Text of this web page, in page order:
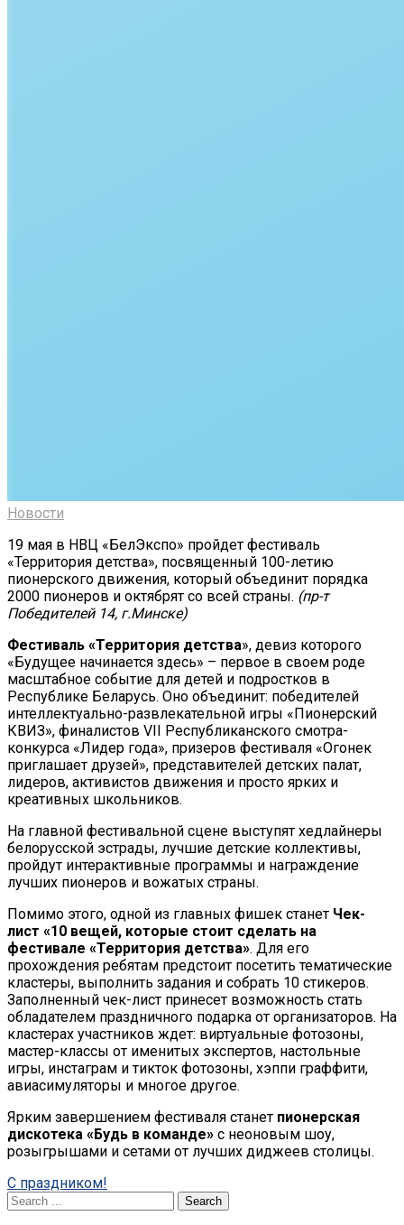
Новости
19 мая в НВЦ «БелЭкспо» пройдет фестиваль
«Территория детства», посвященный 100-летию
пионерского движения, который объединит порядка
2000 пионеров и октябрят со всей страны. (пр-т
Победителей 14, г.Минске)
Фестиваль «Территория детства», девиз которого
«Будущее начинается здесь» – первое в своем роде
масштабное событие для детей и подростков в
Республике Беларусь. Оно объединит: победителей
интеллектуально-развлекательной игры «Пионерский
КВИЗ», финалистов VII Республиканского смотра-
конкурса «Лидер года», призеров фестиваля «Огонек
приглашает друзей», представителей детских палат,
лидеров, активистов движения и просто ярких и
креативных школьников.
На главной фестивальной сцене выступят хедлайнеры
белорусской эстрады, лучшие детские коллективы,
пройдут интерактивные программы и награждение
лучших пионеров и вожатых страны.
Помимо этого, одной из главных фишек станет Чек-
лист «10 вещей, которые стоит сделать на
фестивале «Территория детства». Для его
прохождения ребятам предстоит посетить тематические
кластеры, выполнить задания и собрать 10 стикеров.
Заполненный чек-лист принесет возможность стать
обладателем праздничного подарка от организаторов. На
кластерах участников ждет: виртуальные фотозоны,
мастер-классы от именитых экспертов, настольные
игры, инстаграм и тикток фотозоны, хэппи граффити,
авиасимуляторы и многое другое.
Ярким завершением фестиваля станет пионерская
дискотека «Будь в команде» с неоновым шоу,
розыгрышами и сетами от лучших диджеев столицы.
Post
navigation
C праздником!
Search
for: